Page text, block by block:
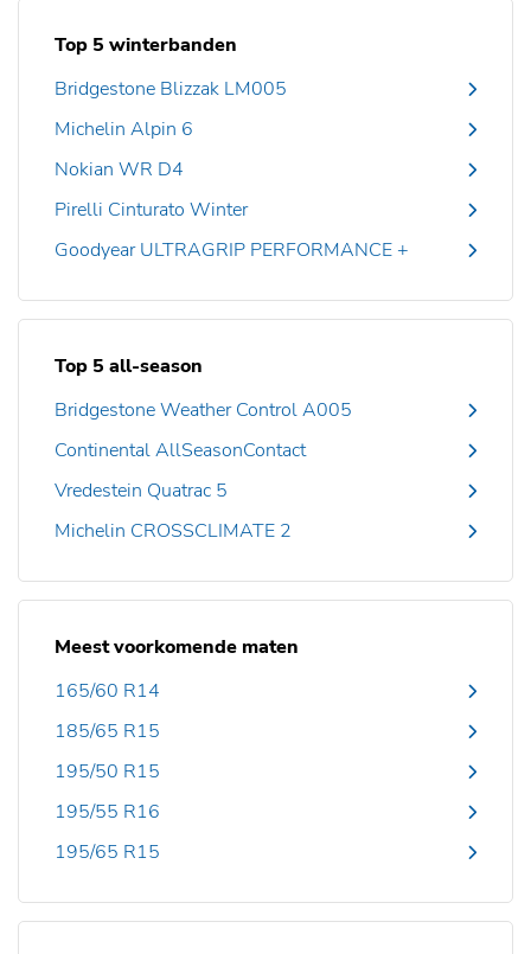
Top 5 winterbanden
Bridgestone Blizzak LM005
Michelin Alpin 6
Nokian WR D4
Pirelli Cinturato Winter
Goodyear ULTRAGRIP PERFORMANCE +
Top 5 all-season
Bridgestone Weather Control A005
Continental AllSeasonContact
Vredestein Quatrac 5
Michelin CROSSCLIMATE 2
Meest voorkomende maten
165/60 R14
185/65 R15
195/50 R15
195/55 R16
195/65 R15